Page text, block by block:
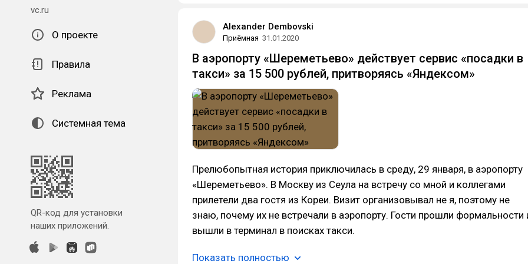
vc.ru
О проекте
Правила
Реклама
Системная тема
QR-код для установки
наших приложений.
Alexander Dembovski
Приёмная 31.01.2020
В аэропорту «Шереметьево» действует сервис «посадки в
такси» за 15 500 рублей, притворяясь «Яндексом»
Прелюбопытная история приключилась в среду, 29 января, в аэропорту
«Шереметьево». В Москву из Сеула на встречу со мной и коллегами
прилетели два гостя из Кореи. Визит организовывал не я, поэтому не
знаю, почему их не встречали в аэропорту. Гости прошли формальности
вышли в терминал в поисках такси.
Показать полностью